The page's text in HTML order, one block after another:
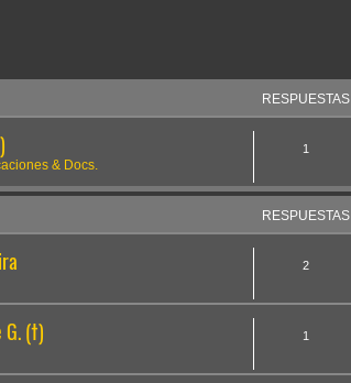
avanzada
RESPUESTAS
& Docs.
1
RESPUESTAS
2
(†) 1